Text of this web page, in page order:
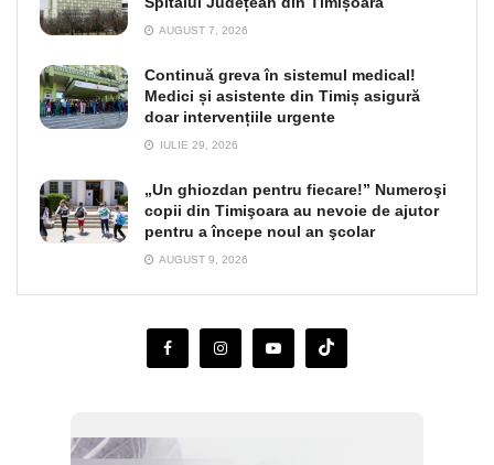
AUGUST 7, 2026
Continuă greva în sistemul medical!
Medici și asistente din Timiș asigură
doar intervențiile urgente
IULIE 29, 2026
„Un ghiozdan pentru fiecare!” Numeroşi
copii din Timişoara au nevoie de ajutor
pentru a începe noul an şcolar
AUGUST 9, 2026